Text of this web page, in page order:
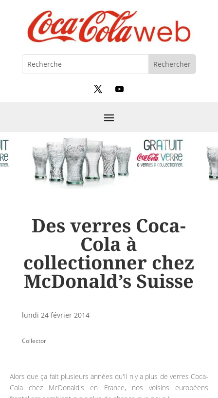
Des verres Coca-
Cola à
collectionner chez
McDonald’s Suisse
lundi 24 février 2014
Collector
Alors que ça fait plusieurs années qu'il n'y a plus de verres Coca-
Cola chez McDonald's en France, nos voisins européens